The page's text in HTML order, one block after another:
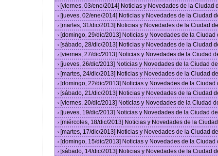
› [viernes, 03/ene/2014] Noticias y Novedades de la Ciudad
› [jueves, 02/ene/2014] Noticias y Novedades de la Ciudad
› [martes, 31/dic/2013] Noticias y Novedades de la Ciudad
› [domingo, 29/dic/2013] Noticias y Novedades de la
› [sábado, 28/dic/2013] Noticias y Novedades de la Ciudad
› [viernes, 27/dic/2013] Noticias y Novedades de la Ciudad
› [jueves, 26/dic/2013] Noticias y Novedades de la Ciudad
› [martes, 24/dic/2013] Noticias y Novedades de la Ciudad
› [domingo, 22/dic/2013] Noticias y Novedades de la
› [sábado, 21/dic/2013] Noticias y Novedades de la Ciudad
› [viernes, 20/dic/2013] Noticias y Novedades de la Ciudad
› [jueves, 19/dic/2013] Noticias y Novedades de la Ciudad
› [miércoles, 18/dic/2013] Noticias y Novedades de la
› [martes, 17/dic/2013] Noticias y Novedades de la Ciudad
› [domingo, 15/dic/2013] Noticias y Novedades de la
› [sábado, 14/dic/2013] Noticias y Novedades de la Ciudad